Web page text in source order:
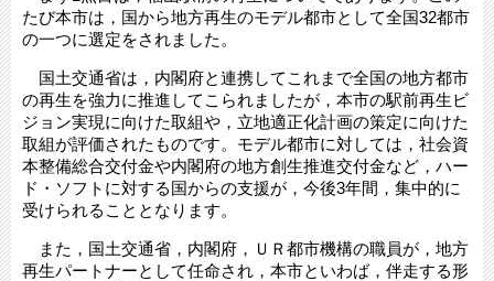
たび本市は，国から地方再生のモデル都市として全国32都市
の一つに選定をされました。
国土交通省は，内閣府と連携してこれまで全国の地方都市
の再生を強力に推進してこられましたが，本市の駅前再生ビ
ジョン実現に向けた取組や，立地適正化計画の策定に向けた
取組が評価されたものです。モデル都市に対しては，社会資
本整備総合交付金や内閣府の地方創生推進交付金など，ハー
ド・ソフトに対する国からの支援が，今後3年間，集中的に
受けられることとなります。
また，国土交通省，内閣府，ＵＲ都市機構の職員が，地方
再生パートナーとして任命され，本市といわば，伴走する形